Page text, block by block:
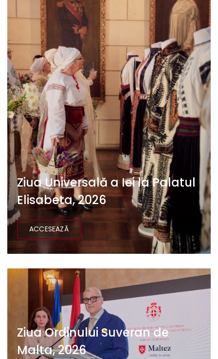
Ziua Universală a Iei la Palatul
Elisabeta, 2026
ACCESEAZĂ
Ziua Ordinului Suveran de
Malta, 2026